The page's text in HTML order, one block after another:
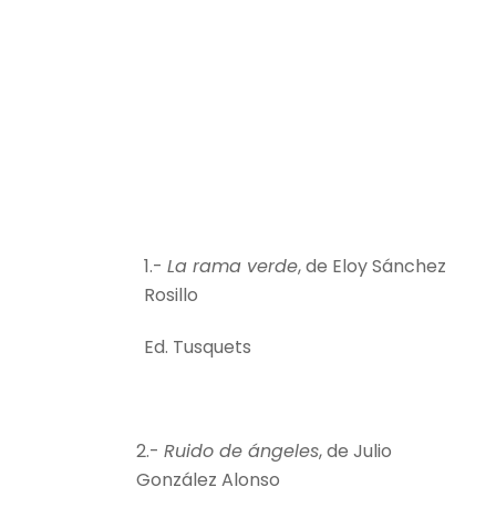
1.-La rama verde, de Eloy Sánchez
Rosillo
Ed. Tusquets
2.-Ruido de ángeles, de Julio
González Alonso